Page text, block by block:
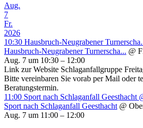
Aug.
7
Fr.
2026
10:30 Hausbruch-Neugrabener
Hausbruch-Neugrabener Turnerscha... @
Aug. 7 um 10:30 – 12:00
Link zur Website Schlaganfallgruppe
Bitte vereinbaren Sie vorab per Mail oder
Beratungstermin.
11:00 Sport nach Schlaganfall Geesthacht
Sport nach Schlaganfall Geesthacht @
Aug. 7 um 11:00 – 12:00